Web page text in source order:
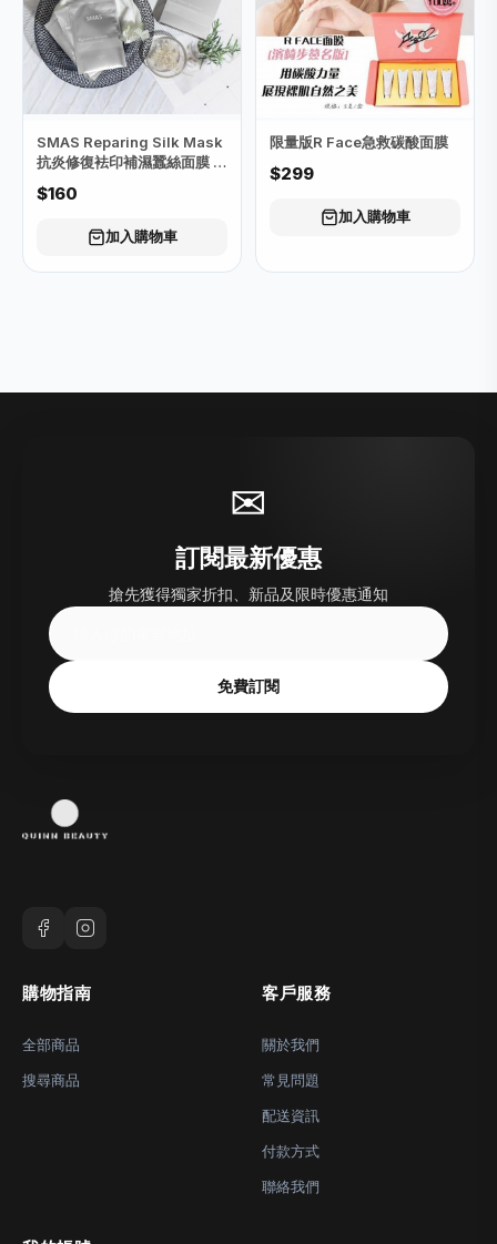
SMAS Reparing Silk Mask
抗炎修復袪印補濕蠶絲面膜 (5
片)
$160
加入購物車
限量版R Face急救碳酸面膜
$299
加入購物車
✉
訂閱最新優惠
搶先獲得獨家折扣、新品及限時優惠通知
免費訂閱
購物指南
全部商品
搜尋商品
客戶服務
關於我們
常見問題
配送資訊
付款方式
聯絡我們